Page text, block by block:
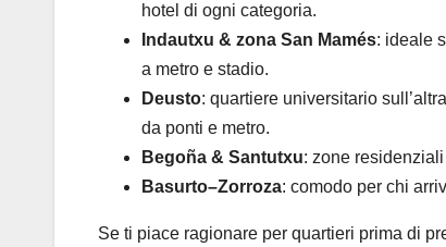
hotel di ogni categoria.
Indautxu & zona San Mamés: ideale
a metro e stadio.
Deusto: quartiere universitario
da ponti e metro.
Begoña & Santutxu: zone
Basurto–Zorroza: comodo per chi
Se ti piace ragionare per quartieri prima di